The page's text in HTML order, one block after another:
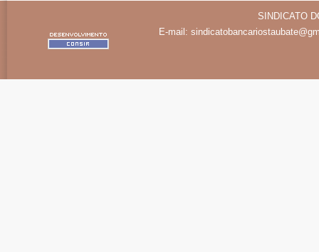
SINDICATO
E-mail: